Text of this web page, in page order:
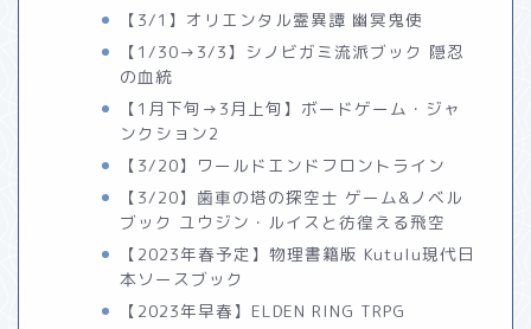
【3/1】オリエンタル霊異譚 幽冥鬼使
【1/30→3/3】シノビガミ流派ブック 隠忍
の血統
【1月下旬→3月上旬】ボードゲーム・ジャ
ンクション2
【3/20】ワールドエンドフロントライン
【3/20】歯車の塔の探空士 ゲーム&ノベル
ブック ユウジン・ルイスと彷徨える飛空
【2023年春予定】物理書籍版 Kutulu現代日
本ソースブック
【2023年早春】ELDEN RING TRPG